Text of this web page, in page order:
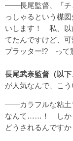
――長尾監督、『チ
っしゃるという楳
いします！ 私、以
てたんですけど、
プラッター!? って
長尾武奈監督（以下
が人気なんで、こ
――カラフルな粘土
なんて……！ しか
どうされるんですか